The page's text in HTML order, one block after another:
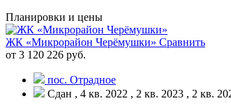
Планировки и цены
ЖК «Микрорайон Черёмушки» Сравнить
от 3 120 226 руб.
пос. Отрадное
Сдан , 4 кв. 2022 , 2 кв. 2023 , 2 кв.